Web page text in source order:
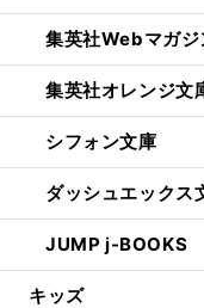
集英社Webマガジ
集英社オレンジ文
シフォン文庫
ダッシュエックス
JUMP j-BOOKS
キッズ